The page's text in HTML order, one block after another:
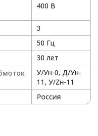
400 В
3
50 Гц
30 лет
У/Ун-0, Д/Ун-
11, У/Zн-11
Россия